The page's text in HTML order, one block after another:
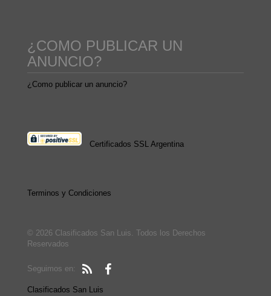
¿COMO PUBLICAR UN
ANUNCIO?
¿Como publicar un anuncio?
Certificados SSL Argentina
Terminos y Condiciones
© 2026 Clasificados San Luis. Todos los Derechos
Reservados
Seguimos en:
Clasificados San Luis